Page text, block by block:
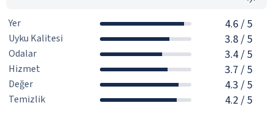
Yer 4.6/ 5
Uyku Kalitesi 3.8/ 5
Odalar 3.4/ 5
Hizmet 3.7 / 5
Değer 4.3 / 5
Temizlik 4.2 / 5